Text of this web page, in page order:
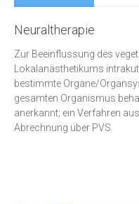
Neuraltherapie
Zur Beeinflussung des
Lokalanästhetikums
bestimmte Organe/
gesamten Organismus
anerkannt; ein Verfahren
Abrechnung über PVS.